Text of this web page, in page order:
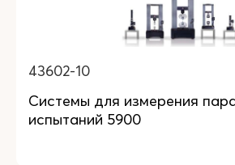
43602-10
Системы для измерения
испытаний 5900